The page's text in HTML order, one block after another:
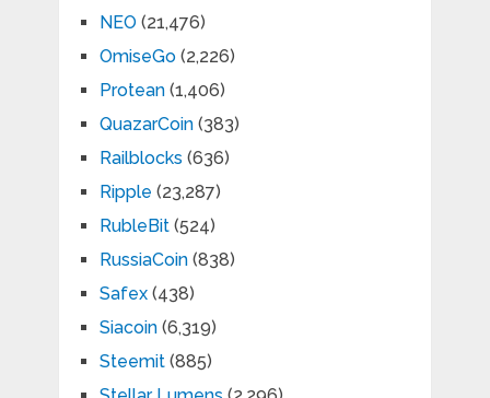
NEO (21,476)
OmiseGo(2,226)
Protean(1,406)
QuazarCoin(383)
Railblocks (636)
Ripple (23,287)
RubleBit(524)
RussiaCoin(838)
Safex(438)
Siacoin(6,319)
Steemit(885)